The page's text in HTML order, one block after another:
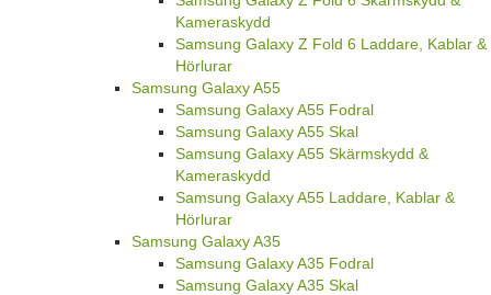
Kameraskydd
Samsung Galaxy Z Fold 6 Laddare, Kablar &
Hörlurar
Samsung Galaxy A55
Samsung Galaxy A55 Fodral
Samsung Galaxy A55 Skal
Samsung Galaxy A55 Skärmskydd &
Kameraskydd
Samsung Galaxy A55 Laddare, Kablar &
Hörlurar
Samsung Galaxy A35
Samsung Galaxy A35 Fodral
Samsung Galaxy A35 Skal